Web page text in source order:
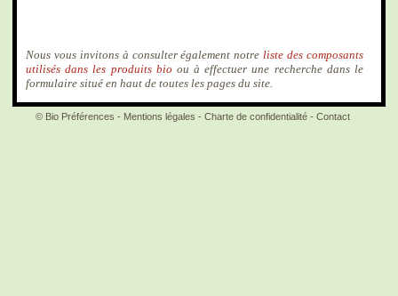
Nous vous invitons à consulter également notreliste des composants
utilisés dans les produits bio ou à effectuer une recherche dans le
formulaire situé en haut de toutes les pages du site.
© Bio Préférences - Mentions légales - Charte de confidentialité- Contact